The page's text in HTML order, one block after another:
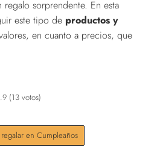
sorprendente. En esta
este tipo de productos y
en cuanto a precios, que
(13 votos)
en Cumpleaños